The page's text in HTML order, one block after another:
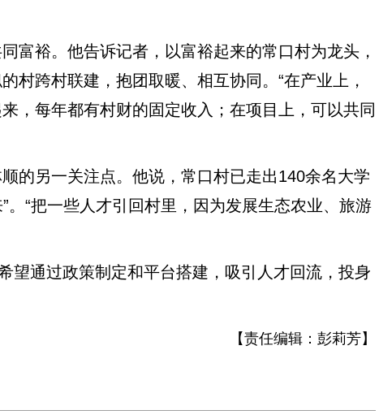
裕。他告诉记者，以富裕起来的常口村为龙头，
村跨村联建，抱团取暖、相互协同。“在产业上，
，每年都有村财的固定收入；在项目上，可以共同
另一关注点。他说，常口村已走出140余名大学
。“把一些人才引回村里，因为发展生态农业、旅游
通过政策制定和平台搭建，吸引人才回流，投身
【责任编辑： 彭莉芳】